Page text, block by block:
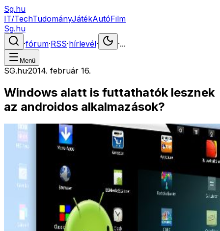
Sg.hu
IT/TechTudományJátékAutóFilm
Sg.hu
·fórum·RSS·hírlevél· ·...
Menü
SG.hu·2014. február 16.
Windows alatt is futtathatók lesznek
az androidos alkalmazások?